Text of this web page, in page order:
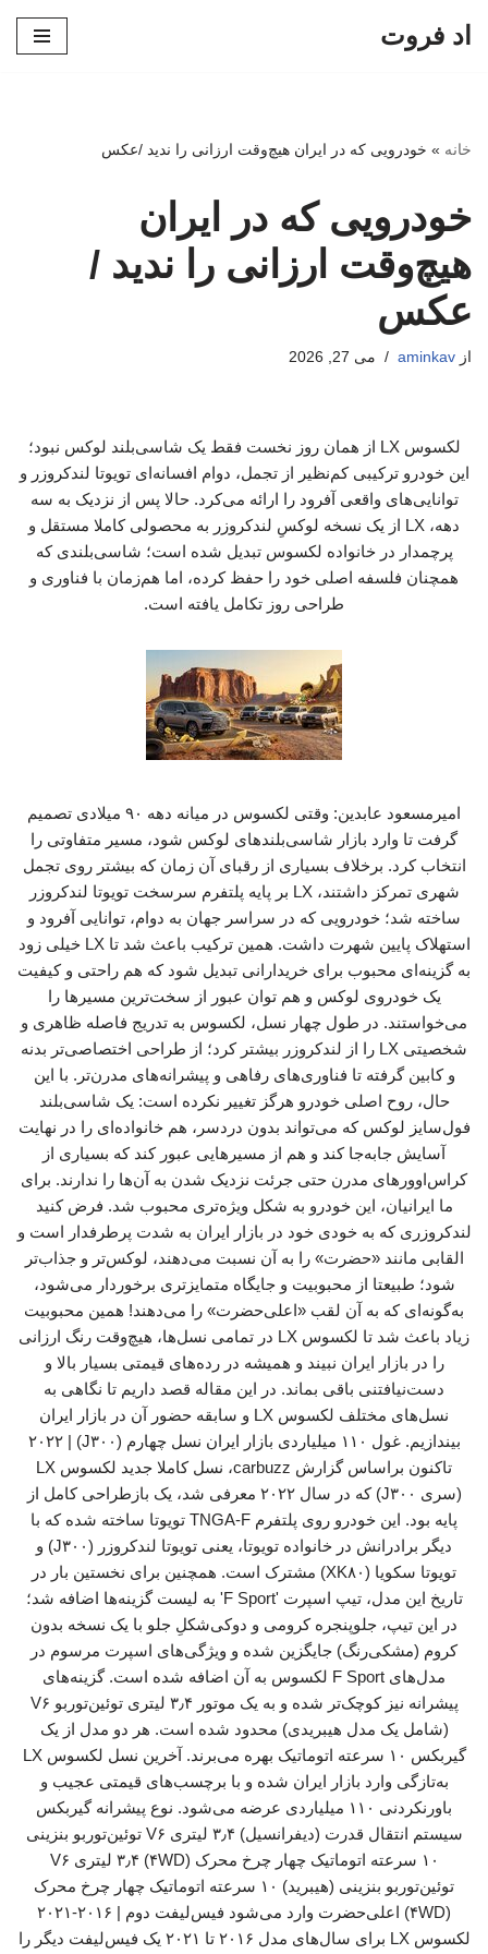
اد فروت
خانه » خودرویی که در ایران هیچ‌وقت ارزانی را ندید /عکس
خودرویی که در ایران
هیچ‌وقت ارزانی را ندید /
عکس
از aminkav می 27, 2026
لکسوس LX از همان روز نخست فقط یک شاسی‌بلند لوکس نبود؛
این خودرو ترکیبی کم‌نظیر از تجمل، دوام افسانه‌ای تویوتا لندکروزر و
توانایی‌های واقعی آفرود را ارائه می‌کرد. حالا پس از نزدیک به سه
دهه، LX از یک نسخه لوکسِ لندکروزر به محصولی کاملا مستقل و
پرچمدار در خانواده لکسوس تبدیل شده است؛ شاسی‌بلندی که
همچنان فلسفه اصلی خود را حفظ کرده، اما هم‌زمان با فناوری و
طراحی روز تکامل یافته است.
امیرمسعود عابدین: وقتی لکسوس در میانه دهه ۹۰ میلادی تصمیم
گرفت تا وارد بازار شاسی‌بلندهای لوکس شود، مسیر متفاوتی را
انتخاب کرد. برخلاف بسیاری از رقبای آن زمان که بیشتر روی تجمل
شهری تمرکز داشتند، LX بر پایه پلتفرم سرسخت تویوتا لندکروزر
ساخته شد؛ خودرویی که در سراسر جهان به دوام، توانایی آفرود و
استهلاک پایین شهرت داشت. همین ترکیب باعث شد تا LX خیلی زود
به گزینه‌ای محبوب برای خریدارانی تبدیل شود که هم راحتی و کیفیت
یک خودروی لوکس و هم توان عبور از سخت‌ترین مسیرها را
می‌خواستند. در طول چهار نسل، لکسوس به تدریج فاصله ظاهری و
شخصیتی LX را از لندکروزر بیشتر کرد؛ از طراحی اختصاصی‌تر بدنه
و کابین گرفته تا فناوری‌های رفاهی و پیشرانه‌های مدرن‌تر. با این
حال، روح اصلی خودرو هرگز تغییر نکرده است: یک شاسی‌بلند
فول‌سایز لوکس که می‌تواند بدون دردسر، هم خانواده‌ای را در نهایت
آسایش جابه‌جا کند و هم از مسیرهایی عبور کند که بسیاری از
کراس‌اوورهای مدرن حتی جرئت نزدیک شدن به آن‌ها را ندارند. برای
ما ایرانیان، این خودرو به شکل ویژه‌تری محبوب شد. فرض کنید
لندکروزری که به خودی خود در بازار ایران به شدت پرطرفدار است و
القابی مانند «حضرت» را به آن نسبت می‌دهند، لوکس‌تر و جذاب‌تر
شود؛ طبیعتا از محبوبیت و جایگاه متمایزتری برخوردار می‌شود،
به‌گونه‌ای که به آن لقب «اعلی‌حضرت» را می‌دهند! همین محبوبیت
زیاد باعث شد تا لکسوس LX در تمامی نسل‌ها، هیچ‌وقت رنگ ارزانی
را در بازار ایران نبیند و همیشه در رده‌های قیمتی بسیار بالا و
دست‌نیافتنی باقی‌ بماند. در این مقاله قصد داریم تا نگاهی به
نسل‌های مختلف لکسوس LX و سابقه حضور آن در بازار ایران
بیندازیم. غول ۱۱۰ میلیاردی بازار ایران نسل چهارم (J۳۰۰) | ۲۰۲۲
تاکنون براساس گزارش carbuzz، نسل کاملا جدید لکسوس LX
(سری J۳۰۰) که در سال ۲۰۲۲ معرفی شد، یک بازطراحی کامل از
پایه بود. این خودرو روی پلتفرم TNGA-F تویوتا ساخته شده که با
دیگر برادرانش در خانواده تویوتا، یعنی تویوتا لندکروزر (J۳۰۰) و
تویوتا سکویا (XK۸۰) مشترک است. همچنین برای نخستین بار در
تاریخ این مدل، تیپ اسپرت 'F Sport' به لیست گزینه‌ها اضافه شد؛
در این تیپ، جلوپنجره کرومی و دوکی‌شکلِ جلو با یک نسخه بدون
کروم (مشکی‌رنگ) جایگزین شده و ویژگی‌های اسپرت مرسوم در
مدل‌های F Sport لکسوس به آن اضافه شده است. گزینه‌های
پیشرانه نیز کوچک‌تر شده و به یک موتور ۳٫۴ لیتری توئین‌توربو V۶
(شامل یک مدل هیبریدی) محدود شده است. هر دو مدل از یک
گیربکس ۱۰ سرعته اتوماتیک بهره می‌برند. آخرین نسل لکسوس LX
به‌تازگی وارد بازار ایران شده و با برچسب‌های قیمتی عجیب و
باورنکردنی ۱۱۰ میلیاردی عرضه می‌شود. نوع پیشرانه گیربکس
سیستم انتقال قدرت (دیفرانسیل) ۳٫۴ لیتری V۶ توئین‌توربو بنزینی
۱۰ سرعته اتوماتیک چهار چرخ محرک (۴WD) ۳٫۴ لیتری V۶
توئین‌توربو بنزینی (هیبرید) ۱۰ سرعته اتوماتیک چهار چرخ محرک
(۴WD) اعلی‌حضرت وارد می‌شود فیس‌لیفت دوم | ۲۰۱۶-۲۰۲۱
لکسوس LX برای سال‌های مدل ۲۰۱۶ تا ۲۰۲۱ یک فیس‌لیفت دیگر را